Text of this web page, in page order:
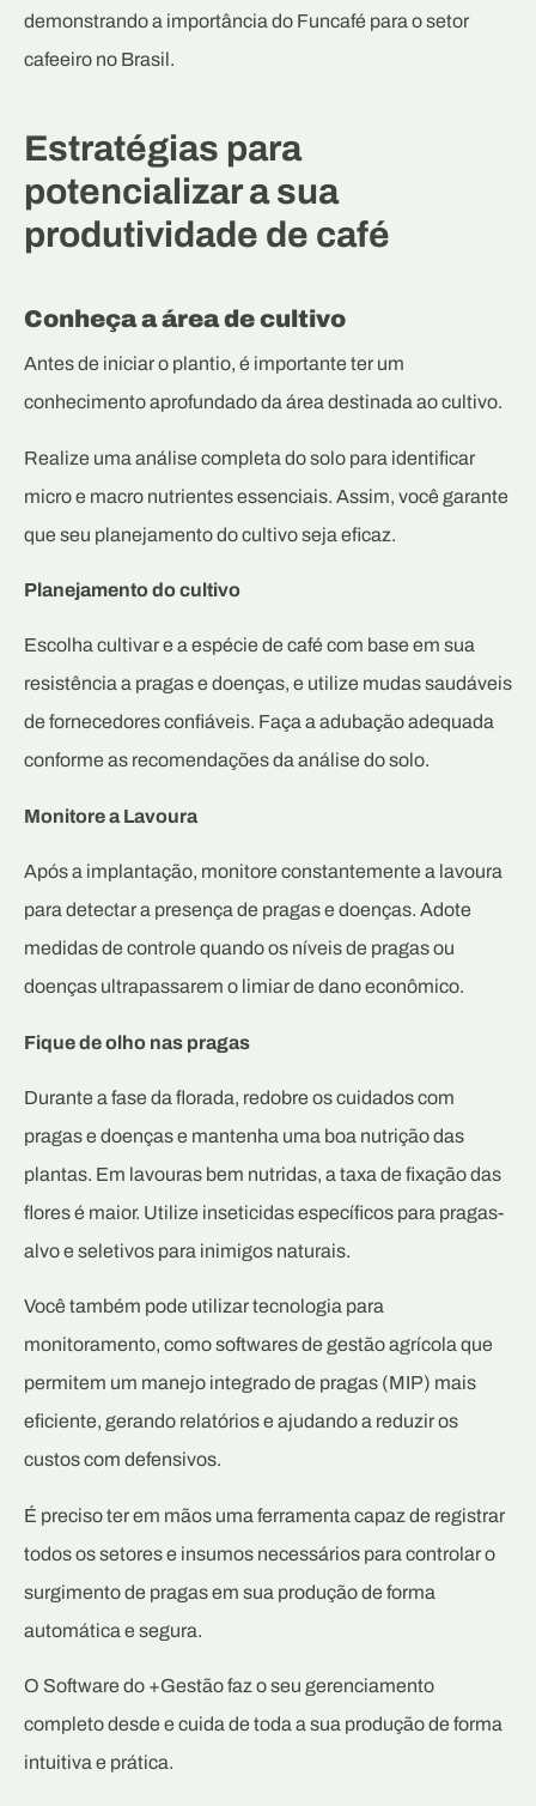
demonstrando a importância do Funcafé para o setor
cafeeiro no Brasil.
Estratégias para
potencializar a sua
produtividade de café
Conheça a área de cultivo
Antes de iniciar o plantio, é importante ter um
conhecimento aprofundado da área destinada ao cultivo.
Realize uma análise completa do solo para identificar
micro e macro nutrientes essenciais. Assim, você garante
que seu planejamento do cultivo seja eficaz.
Planejamento do cultivo
Escolha cultivar e a espécie de café com base em sua
resistência a pragas e doenças, e utilize mudas saudáveis
de fornecedores confiáveis. Faça a adubação adequada
conforme as recomendações da análise do solo.
Monitore a Lavoura
Após a implantação, monitore constantemente a lavoura
para detectar a presença de pragas e doenças. Adote
medidas de controle quando os níveis de pragas ou
doenças ultrapassarem o limiar de dano econômico.
Fique de olho nas pragas
Durante a fase da florada, redobre os cuidados com
pragas e doenças e mantenha uma boa nutrição das
plantas. Em lavouras bem nutridas, a taxa de fixação das
flores é maior. Utilize inseticidas específicos para pragas-
alvo e seletivos para inimigos naturais.
Você também pode utilizar tecnologia para
monitoramento, como softwares de gestão agrícola que
permitem um manejo integrado de pragas (MIP) mais
eficiente, gerando relatórios e ajudando a reduzir os
custos com defensivos.
É preciso ter em mãos uma ferramenta capaz de registrar
todos os setores e insumos necessários para controlar o
surgimento de pragas em sua produção de forma
automática e segura.
O Software do +Gestão faz o seu gerenciamento
completo desde e cuida de toda a sua produção de forma
intuitiva e prática.